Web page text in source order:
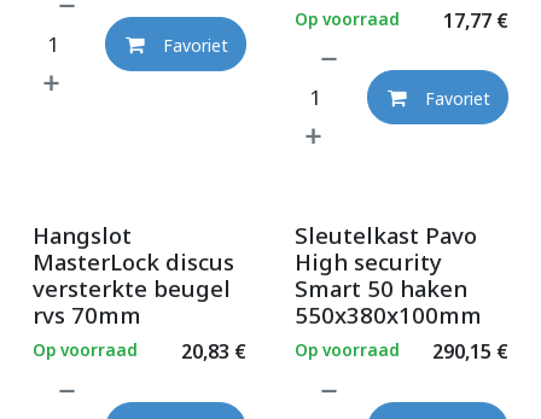
Favoriet
17,77€
Op voorraad
Favoriet
Hangslot
MasterLock discus
versterkte beugel
rvs 70mm
20,83 €
Op voorraad
Sleutelkast Pavo
High security
Smart 50 haken
550x380x100mm
290,15 €
Op voorraad